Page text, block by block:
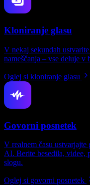
Kloniranje glasu
V nekaj sekundah
nameščanja – vse deluje v
Oglej si kloniranje glasu
Govorni posnetek
V realnem času
AI. Berite besedila, videe,
slogu.
Oglej si govorni posnetek